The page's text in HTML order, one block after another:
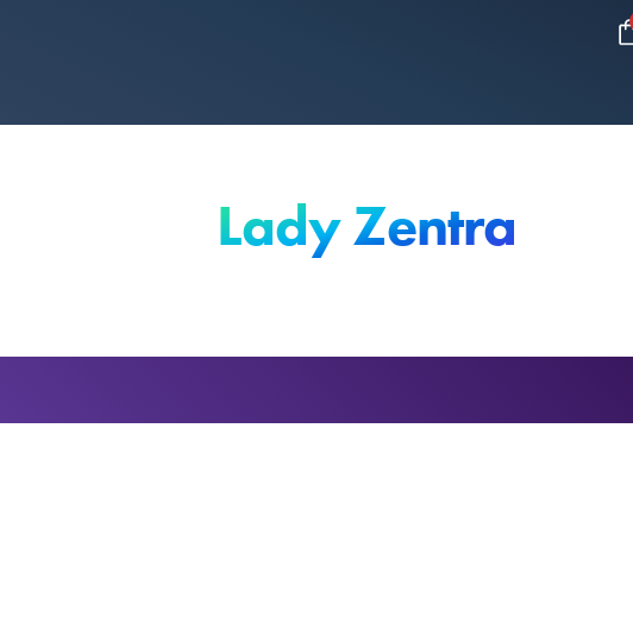
Lady Zentra